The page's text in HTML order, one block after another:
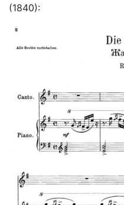
(1840):